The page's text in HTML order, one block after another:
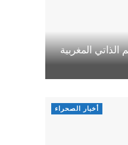
الذاتي المغربية
أخبار الصحراء